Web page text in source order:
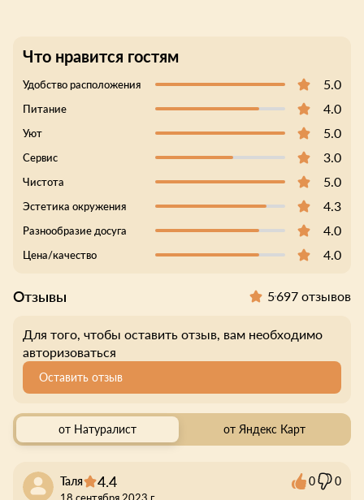
Что нравится гостям
Удобство расположения 5.0
Питание 4.0
Уют 5.0
Сервис 3.0
Чистота 5.0
Эстетика окружения 4.3
Разнообразие досуга 4.0
Цена/качество 4.0
Отзывы 5697 отзывов
Для того, чтобы оставить отзыв, вам необходимо
авторизоваться
Оставить отзыв
от Натуралист от Яндекс Карт
Таля 4.4 0 0